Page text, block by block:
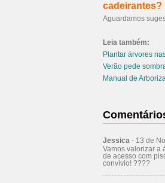
cadeirantes?
Aguardamos
Leia também:
Plantar árvores
Verão pede
Manual de
Jessica - 13 de
Vamos valorizar a
de acesso com
convívio! ????